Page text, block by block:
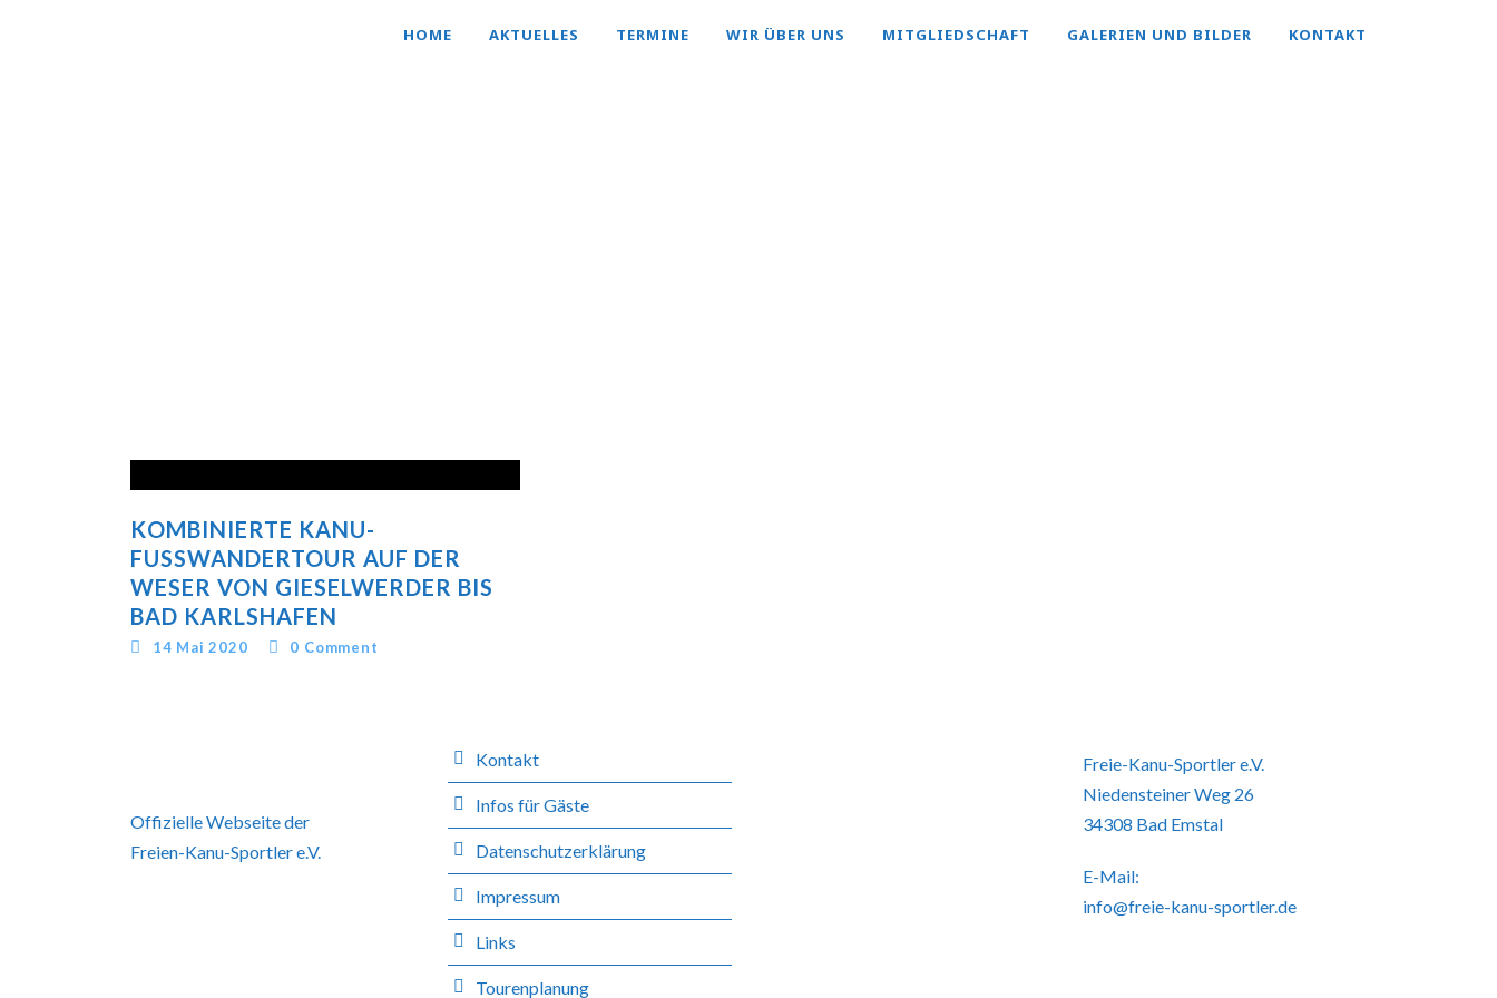
HOME AKTUELLES TERMINE WIR ÜBER UNS MITGLIEDSCHAFT GALERIEN UND BILDER KONTAKT
KOMBINIERTE KANU-
FUSSWANDERTOUR AUF DER W
ESER VON GIESELWERDER BIS B
AD KARLSHAFEN
14 Mai 2020 0 Comment
Offizielle Webseite der
Freien-Kanu-Sportler e.V.
Kontakt
Infos für Gäste
Datenschutzerklärung
Impressum
Links
Tourenplanung
Freie-Kanu-Sportler e.V.
Niedensteiner Weg 26
34308 Bad Emstal
E-Mail:
info@freie-kanu-sportler.de